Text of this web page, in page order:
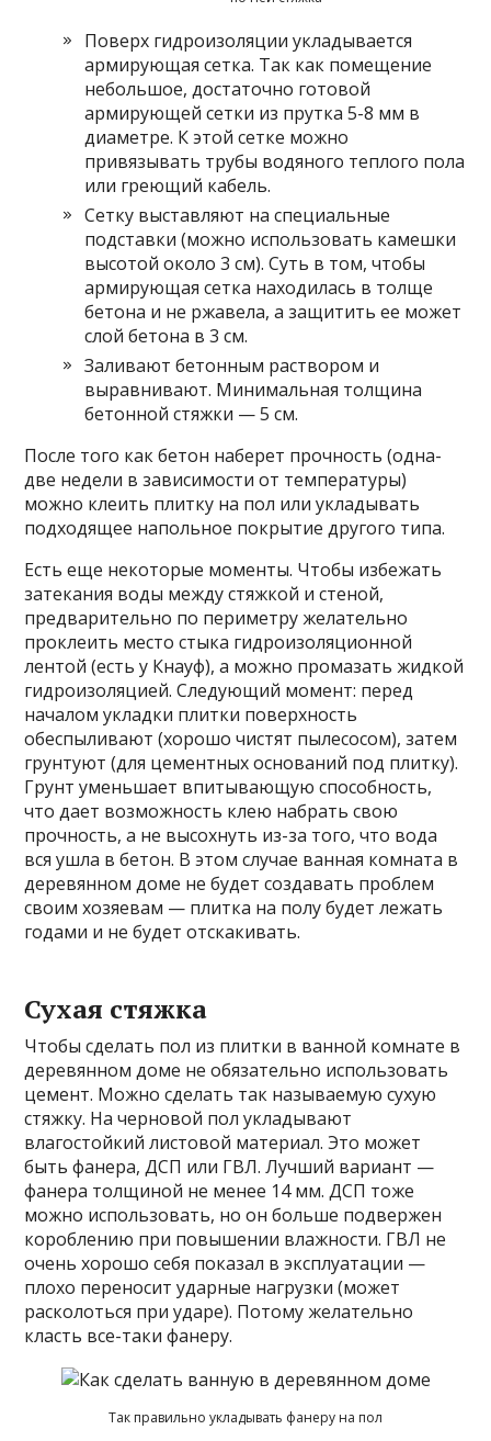
Поверх гидроизоляции укладывается
армирующая сетка. Так как помещение
небольшое, достаточно готовой
армирующей сетки из прутка 5-8 мм в
диаметре. К этой сетке можно
привязывать трубы водяного теплого пола
или греющий кабель.
Сетку выставляют на специальные
подставки (можно использовать камешки
высотой около 3 см). Суть в том, чтобы
армирующая сетка находилась в толще
бетона и не ржавела, а защитить ее может
слой бетона в 3 см.
Заливают бетонным раствором и
выравнивают. Минимальная толщина
бетонной стяжки — 5 см.
После того как бетон наберет прочность (одна-
две недели в зависимости от температуры)
можно клеить плитку на пол или укладывать
подходящее напольное покрытие другого типа.
Есть еще некоторые моменты. Чтобы избежать
затекания воды между стяжкой и стеной,
предварительно по периметру желательно
проклеить место стыка гидроизоляционной
лентой (есть у Кнауф), а можно промазать жидкой
гидроизоляцией. Следующий момент: перед
началом укладки плитки поверхность
обеспыливают (хорошо чистят пылесосом), затем
грунтуют (для цементных оснований под плитку).
Грунт уменьшает впитывающую способность,
что дает возможность клею набрать свою
прочность, а не высохнуть из-за того, что вода
вся ушла в бетон. В этом случае ванная комната в
деревянном доме не будет создавать проблем
своим хозяевам — плитка на полу будет лежать
годами и не будет отскакивать.
Сухая стяжка
Чтобы сделать пол из плитки в ванной комнате в
деревянном доме не обязательно использовать
цемент. Можно сделать так называемую сухую
стяжку. На черновой пол укладывают
влагостойкий листовой материал. Это может
быть фанера, ДСП или ГВЛ. Лучший вариант —
фанера толщиной не менее 14 мм. ДСП тоже
можно использовать, но он больше подвержен
короблению при повышении влажности. ГВЛ не
очень хорошо себя показал в эксплуатации —
плохо переносит ударные нагрузки (может
расколоться при ударе). Потому желательно
класть все-таки фанеру.
Так правильно укладывать фанеру на пол